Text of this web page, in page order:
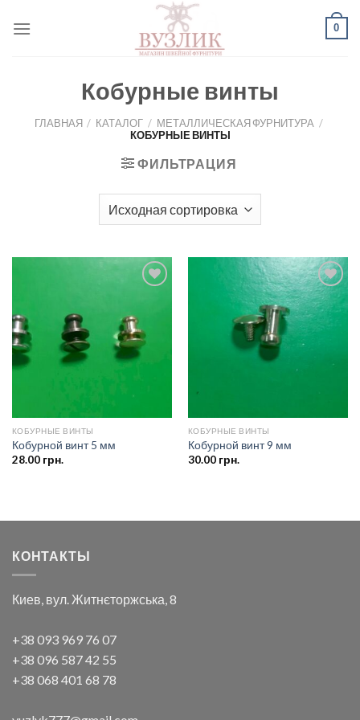
0
Кобурные винты
ГЛАВНАЯ / КАТАЛОГ / МЕТАЛЛИЧЕСКАЯ ФУРНИТУРА /
КОБУРНЫЕ ВИНТЫ
ФИЛЬТРАЦИЯ
желаний
КОБУРНЫЕ ВИНТЫ
Кобурной винт 5 мм
28.00грн.
Добавить
в список
желаний
КОБУРНЫЕ ВИНТЫ
Кобурной винт 9 мм
30.00грн.
КОНТАКТЫ
Киев, вул. Житнєторжська, 8
+38 093 969 76 07
+38 096 587 42 55
+38 068 401 68 78